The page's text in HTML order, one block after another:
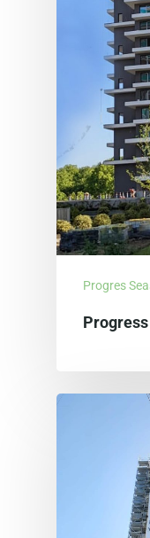
Progres